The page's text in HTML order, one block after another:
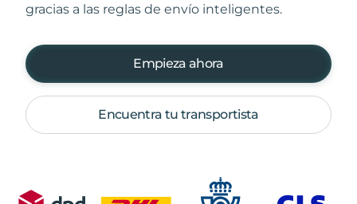
gracias a las reglas de envío inteligentes.
Empieza ahora
Encuentra tu transportista